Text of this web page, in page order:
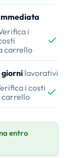
i
carrello
giornilavorativi
i costi
carrello
entro